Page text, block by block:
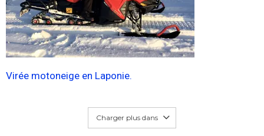
Virée motoneige en Laponie.
Charger plus dans